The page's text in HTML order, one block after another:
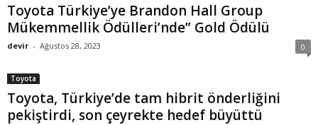
Toyota Türkiye’ye Brandon Hall Group
Mükemmellik Ödülleri’nde” Gold Ödülü
devir - Ağustos 28, 2023 0
Toyota
Toyota, Türkiye’de tam hibrit önderliğini
pekiştirdi, son çeyrekte hedef büyüttü